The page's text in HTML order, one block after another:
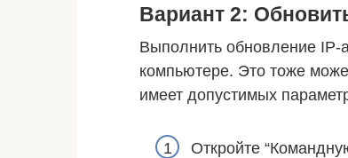
Вариант 2:
Выполнить обновление IP-
компьютере. Это тоже
имеет допустимых
Откройте